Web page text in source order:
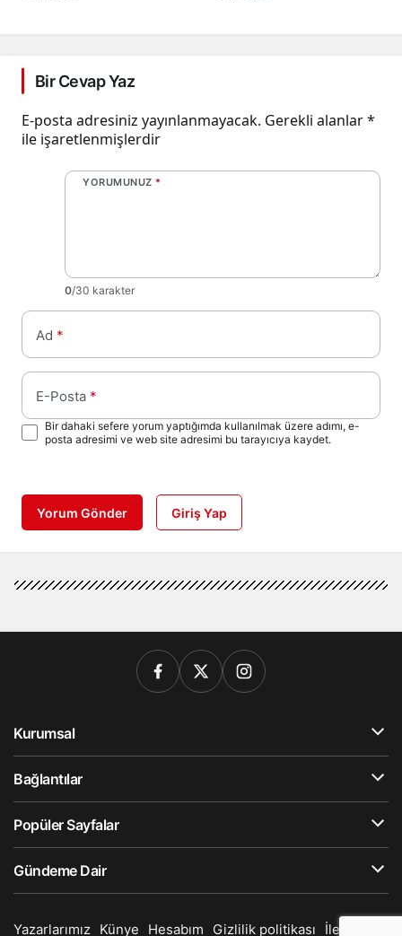
Bir Cevap Yaz
E-posta adresiniz yayınlanmayacak. Gerekli alanlar*
ile işaretlenmişlerdir
YORUMUNUZ *
0/30 karakter
Ad *
E-Posta *
Bir dahaki sefere yorum yaptığımda kullanılmak üzere adımı, e-
posta adresimi ve web site adresimi bu tarayıcıya kaydet.
Yorum Gönder Giriş Yap
Kurumsal
Bağlantılar
Popüler Sayfalar
Gündeme Dair
Yazarlarımız Künye Hesabım Gizlilik politikası İletişim